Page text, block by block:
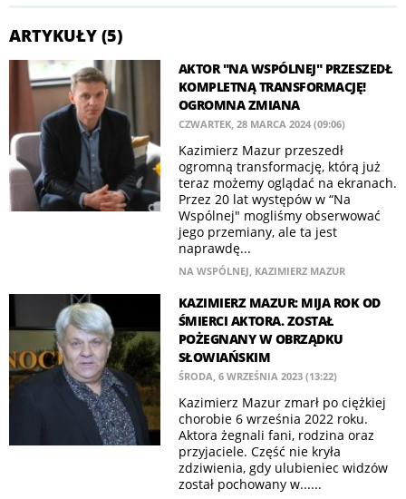
ARTYKUŁY (5)
AKTOR "NA WSPÓLNEJ" PRZESZEDŁ
KOMPLETNĄ TRANSFORMACJĘ!
OGROMNA ZMIANA
CZWARTEK, 28 MARCA 2024 (09:06)
Kazimierz Mazur przeszedł
ogromną transformację, którą już
teraz możemy oglądać na ekranach.
Przez 20 lat występów w “Na
Wspólnej" mogliśmy obserwować
jego przemiany, ale ta jest
naprawdę...
NA WSPÓLNEJ, KAZIMIERZ MAZUR
KAZIMIERZ MAZUR: MIJA ROK OD
ŚMIERCI AKTORA. ZOSTAŁ
POŻEGNANY W OBRZĄDKU
SŁOWIAŃSKIM
ŚRODA, 6 WRZEŚNIA 2023 (13:22)
Kazimierz Mazur zmarł po ciężkiej
chorobie 6 września 2022 roku.
Aktora żegnali fani, rodzina oraz
przyjaciele. Część nie kryła
zdziwienia, gdy ulubieniec widzów
został pochowany w......